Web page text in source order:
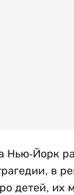
Нью-Йорк
в
детей, их